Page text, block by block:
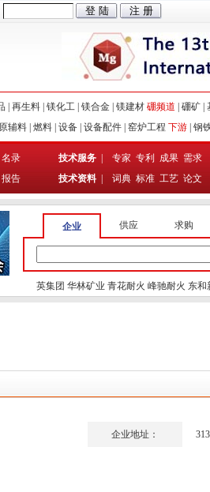
再生料 镁化工 镁合金 镁建材 硼频道 硼矿
原辅料 燃料 设备 设备配件 窑炉工程 下游 钢
名录
报告
技术服务 专家 专利 成果 需求
技术资料
词典 标准 工艺 论文
企业 供应 求购
英集团 华林矿业 青花耐火 峰驰耐火 东和
企业地址：